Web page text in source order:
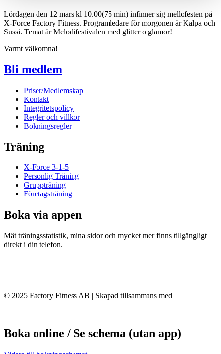
Lördagen den 12 mars kl 10.00(75 min) infinner sig mellofesten på
X-Force Factory Fitness. Programledare för morgonen är Kalpa och
Sussi. Temat är Melodifestivalen med glitter o glamor!
Varmt välkomna!
Bli medlem
Priser/Medlemskap
Kontakt
Integritetspolicy
Regler och villkor
Bokningsregler
Träning
X-Force 3-1-5
Personlig Träning
Gruppträning
Företagsträning
Boka via appen
Mät träningsstatistik, mina sidor och mycket mer finns tillgängligt
direkt i din telefon.
© 2025 Factory Fitness AB | Skapad tillsammans med
Boka online / Se schema (utan app)